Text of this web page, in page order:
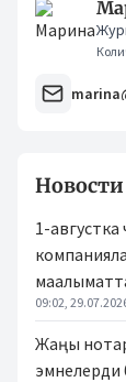
1-
09:02,
Жаңы